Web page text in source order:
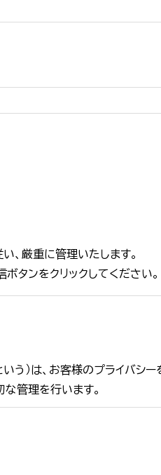
、厳重に管理いたします。
タンをクリックしてください。
いう）は、お客様のプライバシ
管理を行います。